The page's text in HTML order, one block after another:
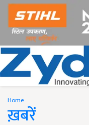
Home
ख़बरें